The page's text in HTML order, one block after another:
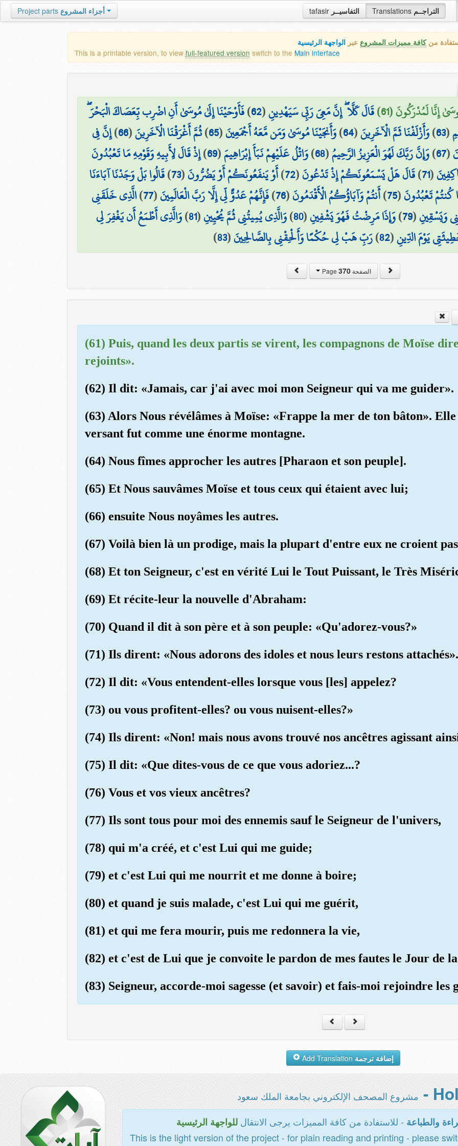
tafasir التفاسيــر Translations التراجــم Project parts أجزاء المشروع
منكافة مميزات المشروع عبر الواجهة الرئيسية
This is a printable version, to view full-featured version switch to the Main interface
إِنَّا لَمُدْرَكُونَ (61) قَالَ كَلَّا ۖ إِنَّ مَعِيَ رَبِّي سَيَهْدِينِ(
62
)فَأَوْحَيْنَا إِلَىٰ مُوسَىٰ أَنِ اضْرِب بِّعَصَاكَ الْبَحْرَ ۖ
(
63
)وَأَزْلَفْنَا ثَمَّ الْآخَرِينَ(
64
)وَأَنجَيْنَا مُوسَىٰ وَمَن مَّعَهُ أَجْمَعِينَ(
65
)ثُمَّ أَغْرَقْنَا الْآخَرِينَ(
66
)إِنَّ فِي
(
67
)وَإِنَّ رَبَّكَ لَهُوَ الْعَزِيزُ الرَّحِيمُ(
68
)وَاتْلُ عَلَيْهِمْ نَبَأَ إِبْرَاهِيمَ(
69
)إِذْ قَالَ لِأَبِيهِ وَقَوْمِهِ مَا تَعْبُدُونَ
(
71
)قَالَ هَلْ يَسْمَعُونَكُمْ إِذْ تَدْعُونَ(
72
)أَوْ يَنفَعُونَكُمْ أَوْ يَضُرُّونَ(
73
)قَالُوا بَلْ وَجَدْنَا آبَاءَنَا
كُنتُمْ تَعْبُدُونَ(
75
)أَنتُمْ وَآبَاؤُكُمُ الْأَقْدَمُونَ(
76
)فَإِنَّهُمْ عَدُوٌّ لِّي إِلَّا رَبَّ الْعَالَمِينَ(
77
)الَّذِي خَلَقَنِي
وَيَسْقِينِ(
79
)وَإِذَا مَرِضْتُ فَهُوَ يَشْفِينِ(
80
)وَالَّذِي يُمِيتُنِي ثُمَّ يُحْيِينِ(
81
)وَالَّذِي أَطْمَعُ أَن يَغْفِرَ لِي
يَوْمَ الدِّينِ(
82
)رَبِّ هَبْ لِي حُكْمًا وَأَلْحِقْنِي بِالصَّالِحِينَ(
83
)
الصفحة Page370
(61) Puis, quand les deux partis se virent, les compagnons de Moïse
rejoints».
(62) Il dit: «Jamais, car j'ai avec moi mon Seigneur qui va me guider».
(63) Alors Nous révélâmes à Moïse: «Frappe la mer de ton bâton».
versant fut comme une énorme montagne.
(64) Nous fîmes approcher les autres [Pharaon et son peuple].
(65) Et Nous sauvâmes Moïse et tous ceux qui étaient avec lui;
(66) ensuite Nous noyâmes les autres.
(67) Voilà bien là un prodige, mais la plupart d'entre eux ne croient
(68) Et ton Seigneur, c'est en vérité Lui le Tout Puissant, le Très
(69) Et récite-leur la nouvelle d'Abraham:
(70) Quand il dit à son père et à son peuple: «Qu'adorez-vous?»
(71) Ils dirent: «Nous adorons des idoles et nous leurs restons attachés».
(72) Il dit: «Vous entendent-elles lorsque vous [les] appelez?
(73) ou vous profitent-elles? ou vous nuisent-elles?»
(74) Ils dirent: «Non! mais nous avons trouvé nos ancêtres agissant
(75) Il dit: «Que dites-vous de ce que vous adoriez...?
(76) Vous et vos vieux ancêtres?
(77) Ils sont tous pour moi des ennemis sauf le Seigneur de l'univers,
(78) qui m'a créé, et c'est Lui qui me guide;
(79) et c'est Lui qui me nourrit et me donne à boire;
(80) et quand je suis malade, c'est Lui qui me guérit,
(81) et qui me fera mourir, puis me redonnera la vie,
(82) et c'est de Lui que je convoite le pardon de mes fautes le Jour de
(83) Seigneur, accorde-moi sagesse (et savoir) et fais-moi rejoindre les
إضافة ترجمة
مشروع المصحف الإلكتروني بجامعة الملك سعود
والطباعة - للاستفادة من كافة المميزات يرجى الانتقالللواجهة الرئيسية
This is the light version of the project - for plain reading and printing - please